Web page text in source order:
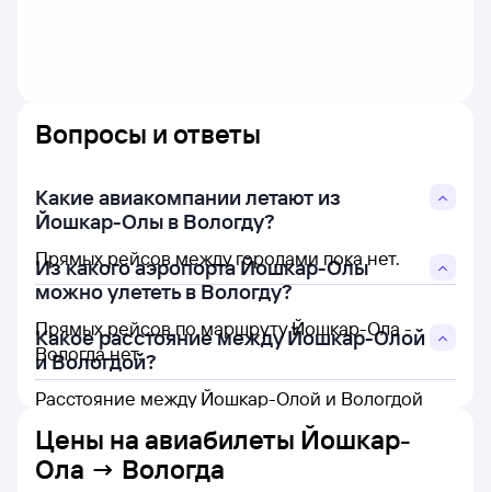
Вопросы и ответы
Какие авиакомпании летают из
Йошкар-Олы в Вологду?
Прямых рейсов между городами пока нет.
Из какого аэропорта Йошкар-Олы
можно улететь в Вологду?
Прямых рейсов по маршруту Йошкар-Ола -
Вологда нет.
Какое расстояние между Йошкар-Олой
и Вологдой?
Расстояние между Йошкар-Олой и Вологдой
Цены на авиабилеты Йошкар-
Ола → Вологда